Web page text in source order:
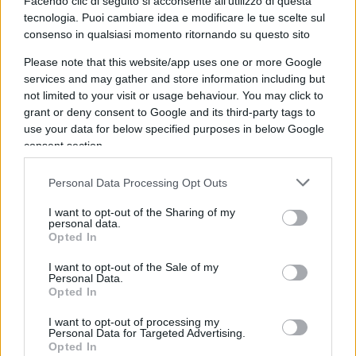
tecnologia. Puoi cambiare idea e modificare le tue scelte sul
consenso in qualsiasi momento ritornando su questo sito
Please note that this website/app uses one or more Google
services and may gather and store information including but
not limited to your visit or usage behaviour. You may click to
grant or deny consent to Google and its third-party tags to
use your data for below specified purposes in below Google
consent section.
Personal Data Processing Opt Outs
I want to opt-out of the Sharing of my
personal data.
Opted In
I want to opt-out of the Sale of my
Personal Data.
Opted In
I want to opt-out of processing my
Personal Data for Targeted Advertising.
Opted In
Rispondi VIsualizza le risposte
Zeffira Marossi
15 Agosto 2021, 19:21 19:21
Desiderate beneficiare di un credito per uscire dall’impasse
causato dalle Banche, dal rifiuto delle vostre pratiche di
finanziamento Desiderate beneficiare di un credito per la
realizzazione dei vostri progetti di costruzione delle vostre
Etc …… Crédit – Epargne – Crédit Hypothécaire dispone di un
notevole capitale che può concedere da: € 10.000 … a €
o individui che desiderano ottenere un prestito a.s.a.p. Per
quanto riguarda i tassi di interesse, sono compresi tra l’1,4%
e il 5%.
Zeffiramarossi671@gmail.com